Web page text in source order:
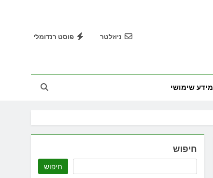
ניוזלטר פוסט רנדומלי
מידע שימושי
חיפוש
חיפוש